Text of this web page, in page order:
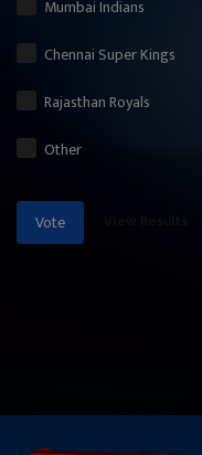
Mumbai Indians
Chennai Super Kings
Rajasthan Royals
Other
Vote